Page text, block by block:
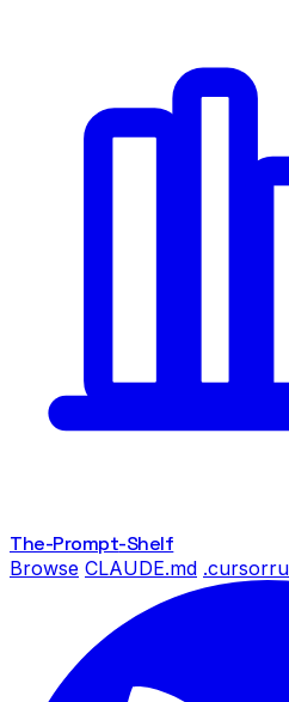
The-Prompt-Shelf
Browse CLAUDE.md